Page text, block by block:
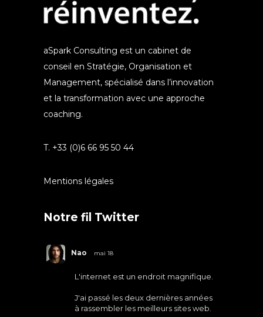
aSpark Consulting est un cabinet de
conseil en Stratégie, Organisation et
Management, spécialisé dans l’innovation
et la transformation avec une approche
coaching.
T. +33 (0)6 66 95 50 44
Mentions légales
Notre fil Twitter
Nao mai 18
L'internet est un endroit magnifique.
J'ai passé les deux dernières années
à rassembler les meilleurs sites web.